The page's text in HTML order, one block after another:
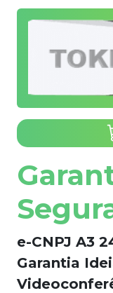
e-CNPJ A3
Garantia